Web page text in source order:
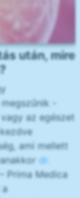
után, mire
-
az egészet
ami mellett
dr.
Prima Medica